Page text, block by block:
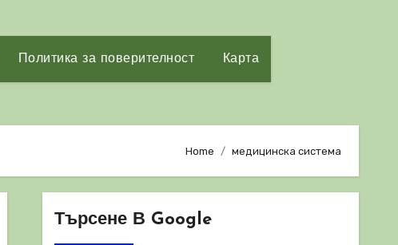
Политика за поверителност Карта
Home медицинска система
Търсене В Google